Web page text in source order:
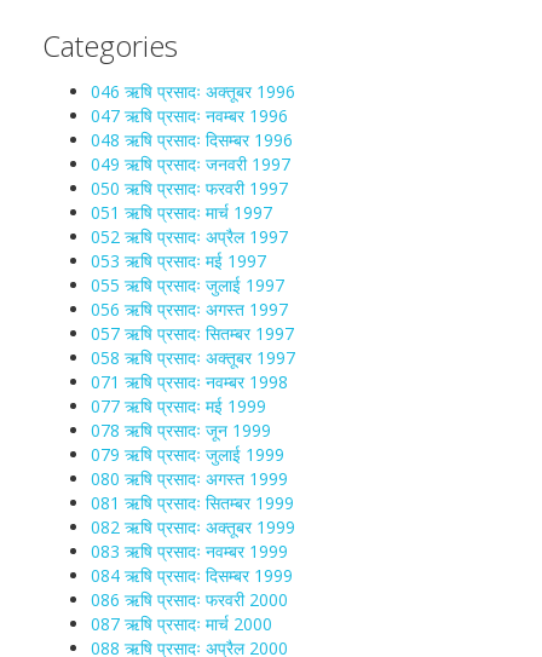
Categories
046 ऋषि प्रसादः अक्तूबर 1996
047 ऋषि प्रसादः नवम्बर 1996
048 ऋषि प्रसादः दिसम्बर 1996
049 ऋषि प्रसादः जनवरी 1997
050 ऋषि प्रसादः फरवरी 1997
051 ऋषि प्रसादः मार्च 1997
052 ऋषि प्रसादः अप्रैल 1997
053 ऋषि प्रसादः मई 1997
055 ऋषि प्रसादः जुलाई 1997
056 ऋषि प्रसादः अगस्त 1997
057 ऋषि प्रसादः सितम्बर 1997
058 ऋषि प्रसादः अक्तूबर 1997
071 ऋषि प्रसादः नवम्बर 1998
077 ऋषि प्रसादः मई 1999
078 ऋषि प्रसादः जून 1999
079 ऋषि प्रसादः जुलाई 1999
080 ऋषि प्रसादः अगस्त 1999
081 ऋषि प्रसादः सितम्बर 1999
082 ऋषि प्रसादः अक्तूबर 1999
083 ऋषि प्रसादः नवम्बर 1999
084 ऋषि प्रसादः दिसम्बर 1999
086 ऋषि प्रसादः फरवरी 2000
087 ऋषि प्रसादः मार्च 2000
088 ऋषि प्रसादः अप्रैल 2000